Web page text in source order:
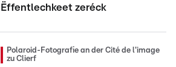
Ëffentlechkeet zeréck
Polaroid-Fotografie an der Cité de l'image
zu Clierf